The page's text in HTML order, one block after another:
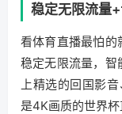
稳定无限流量
看体育直播最怕的
稳定无限流量，智
上精选的回国影
是4K画质的世界